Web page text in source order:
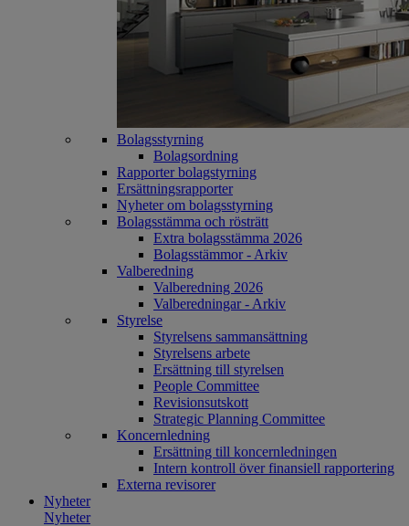
Bolagsstyrning
Bolagsordning
Rapporter bolagstyrning
Ersättningsrapporter
Nyheter om bolagsstyrning
Bolagsstämma och rösträtt
Extra bolagsstämma 2026
Bolagsstämmor - Arkiv
Valberedning
Valberedning 2026
Valberedningar - Arkiv
Styrelse
Styrelsens sammansättning
Styrelsens arbete
Ersättning till styrelsen
People Committee
Revisionsutskott
Strategic Planning Committee
Koncernledning
Ersättning till koncernledningen
Intern kontroll över finansiell rapportering
Externa revisorer
Nyheter
Nyheter